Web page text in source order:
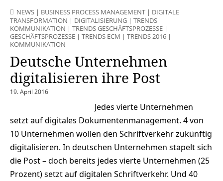
NEWS | BUSINESS PROCESS MANAGEMENT | DIGITALE
TRANSFORMATION | DIGITALISIERUNG | TRENDS
KOMMUNIKATION | TRENDS GESCHÄFTSPROZESSE |
GESCHÄFTSPROZESSE | TRENDS ECM | TRENDS 2016 |
KOMMUNIKATION
Deutsche Unternehmen
digitalisieren ihre Post
19. April 2016
Jedes vierte Unternehmen
setzt auf digitales Dokumentenmanagement. 4 von
10 Unternehmen wollen den Schriftverkehr zukünftig
digitalisieren. In deutschen Unternehmen stapelt sich
die Post – doch bereits jedes vierte Unternehmen (25
Prozent) setzt auf digitalen Schriftverkehr. Und 40